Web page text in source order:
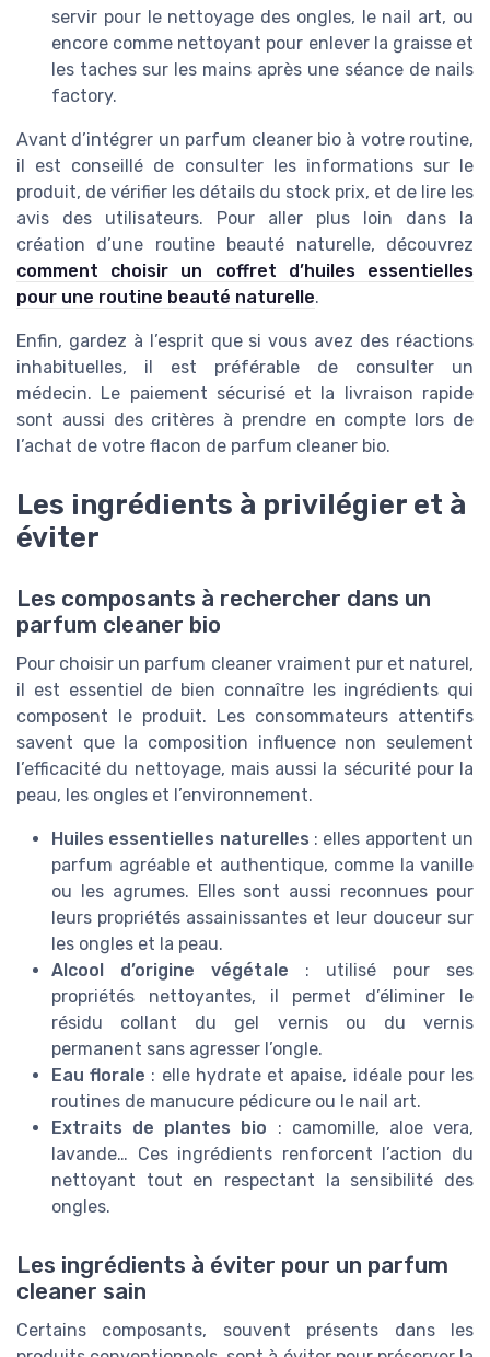
servir pour le nettoyage des ongles, le nail art, ou
encore comme nettoyant pour enlever la graisse et
les taches sur les mains après une séance de nails
factory.
Avant d’intégrer un parfum cleaner bio à votre routine,
il est conseillé de consulter les informations sur le
produit, de vérifier les détails du stock prix, et de lire les
avis des utilisateurs. Pour aller plus loin dans la
création d’une routine beauté naturelle, découvrez
comment choisir un coffret d’huiles essentielles
pour une routine beauté naturelle.
Enfin, gardez à l’esprit que si vous avez des réactions
inhabituelles, il est préférable de consulter un
médecin. Le paiement sécurisé et la livraison rapide
sont aussi des critères à prendre en compte lors de
l’achat de votre flacon de parfum cleaner bio.
Les ingrédients à privilégier et à
éviter
Les composants à rechercher dans un
parfum cleaner bio
Pour choisir un parfum cleaner vraiment pur et naturel,
il est essentiel de bien connaître les ingrédients qui
composent le produit. Les consommateurs attentifs
savent que la composition influence non seulement
l’efficacité du nettoyage, mais aussi la sécurité pour la
peau, les ongles et l’environnement.
Huiles essentielles naturelles : elles apportent un
parfum agréable et authentique, comme la vanille
ou les agrumes. Elles sont aussi reconnues pour
leurs propriétés assainissantes et leur douceur sur
les ongles et la peau.
Alcool d’origine végétale : utilisé pour ses
propriétés nettoyantes, il permet d’éliminer le
résidu collant du gel vernis ou du vernis
permanent sans agresser l’ongle.
Eau florale : elle hydrate et apaise, idéale pour les
routines de manucure pédicure ou le nail art.
Extraits de plantes bio : camomille, aloe vera,
lavande… Ces ingrédients renforcent l’action du
nettoyant tout en respectant la sensibilité des
ongles.
Les ingrédients à éviter pour un parfum
cleaner sain
Certains composants, souvent présents dans les